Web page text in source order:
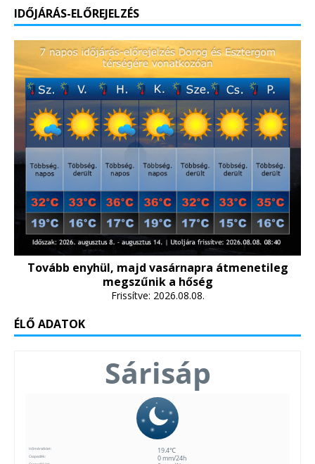
IDŐJÁRÁS-ELŐREJELZÉS
Tovább enyhül, majd vasárnapra átmenetileg
megszűnik a hőség
Frissítve: 2026.08.08.
ÉLŐ ADATOK